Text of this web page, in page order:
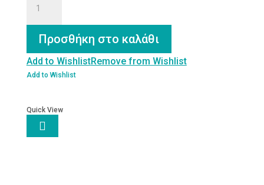
Μίνι
Chia
Κινόα
60g
ποσότητα
Προσθήκη στο καλάθι
Add to WishlistRemove from Wishlist
Add to Wishlist
Quick View
